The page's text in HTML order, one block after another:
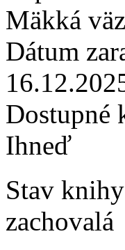
Mäkká
Dátum
Dostupné
Ihneď
Stav
zachovalá